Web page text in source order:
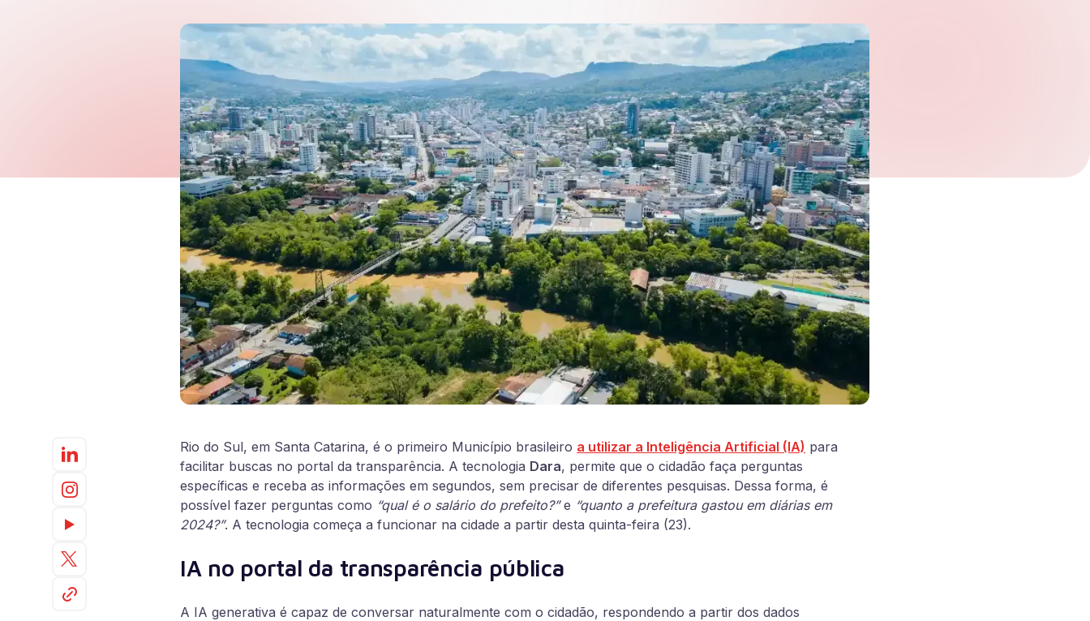
Recursos Humanos Procuradoria IPM Ver todas Verifique seu pedido.*
Receber newsletter
Rio do Sul, em Santa Catarina, é o primeiro Município brasileiro a utilizar a Inteligência Artificial (IA) para
facilitar buscas no portal da transparência. A tecnologia Dara, permite que o cidadão faça perguntas
específicas e receba as informações em segundos, sem precisar de diferentes pesquisas. Dessa forma, é
possível fazer perguntas como “qual é o salário do prefeito?”e “quanto a prefeitura gastou em diárias em
2024?”. A tecnologia começa a funcionar na cidade a partir desta quinta-feira (23).
IA no portal da transparência pública
A IA generativa é capaz de conversar naturalmente com o cidadão, respondendo a partir dos dados